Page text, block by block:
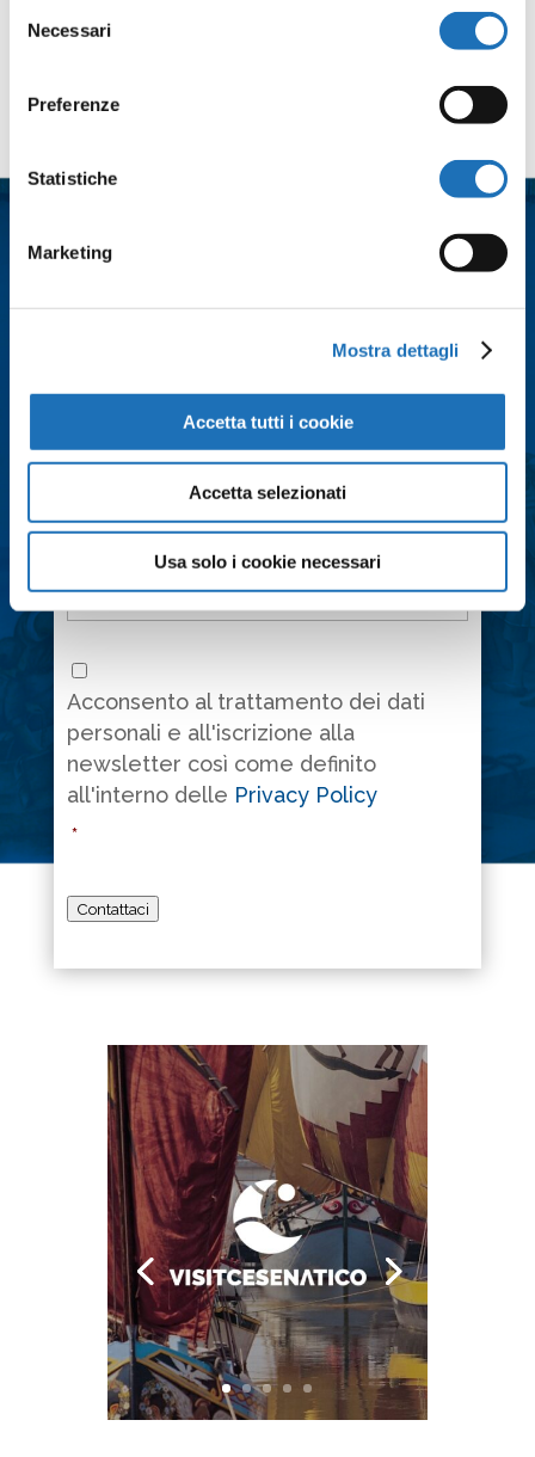
delNecessari
Preferenze
Statistiche
Marketing
Mostra dettagli
Accetta tutti i cookie
Accetta selezionati
Usa solo i cookie necessari
Nome
Cognome
Città *
Messaggio *
Consenso
Acconsento al trattamento dei dati
personali e all'iscrizione alla
newsletter così come definito
all'interno delle Privacy Policy
*
Contattaci